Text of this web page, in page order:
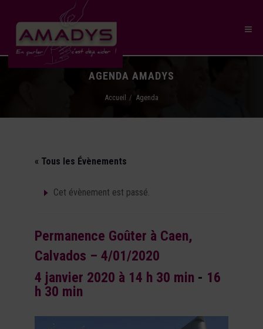
AGENDA AMADYS
Accueil Agenda
« Tous les Évènements
Cet évènement est passé.
Permanence Goûter à Caen,
Calvados – 4/01/2020
4 janvier 2020 à 14 h 30 min - 16
h 30 min